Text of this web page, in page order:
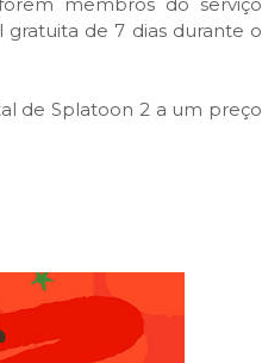
de 7 dias durante o
de Splatoon 2 a um preço